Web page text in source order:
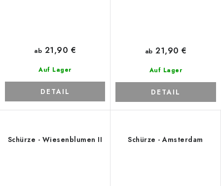
Auf Lager
ab 21,90 €
DETAIL
Auf Lager
ab 21,90 €
DETAIL
Schürze - Wiesenblumen II Schürze - Amsterdam